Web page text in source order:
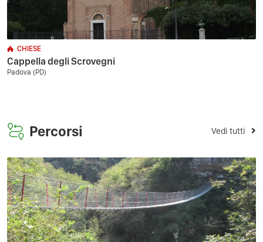
CHIESE
Cappella degli Scrovegni
Padova (PD)
Percorsi Vedi tutti